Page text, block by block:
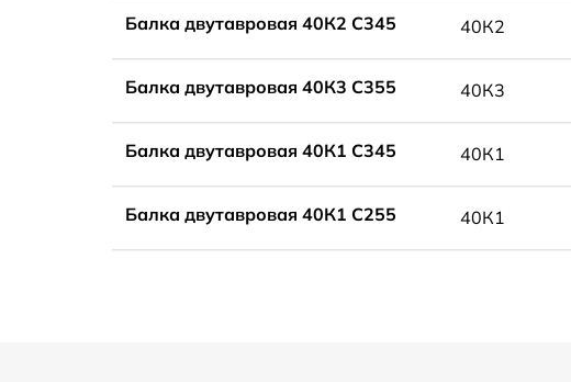
Балка двутавровая 40К2 С345 40К2
Балка двутавровая 40К3 С355 40К3
Балка двутавровая 40К1 С345 40К1
Балка двутавровая 40К1 С255 40К1